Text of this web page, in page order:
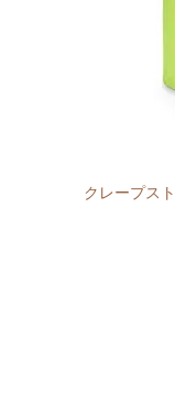
クレープス